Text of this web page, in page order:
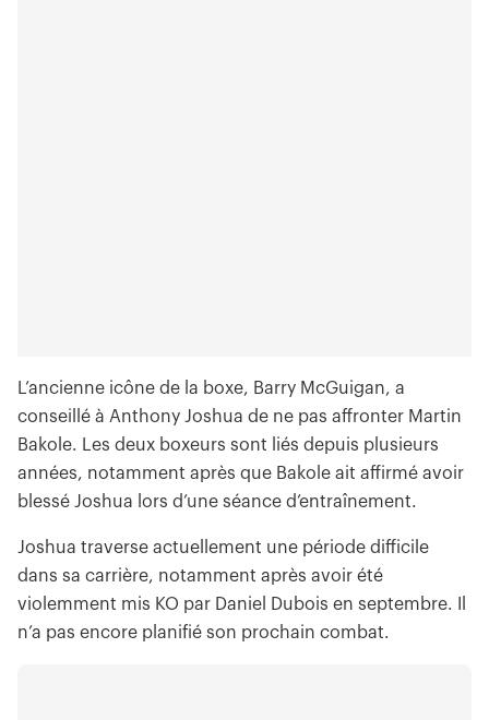
L’ancienne icône de la boxe, Barry McGuigan, a
conseillé à Anthony Joshua de ne pas affronter Martin
Bakole. Les deux boxeurs sont liés depuis plusieurs
années, notamment après que Bakole ait affirmé avoir
blessé Joshua lors d’une séance d’entraînement.
Joshua traverse actuellement une période difficile
dans sa carrière, notamment après avoir été
violemment mis KO par Daniel Dubois en septembre. Il
n’a pas encore planifié son prochain combat.